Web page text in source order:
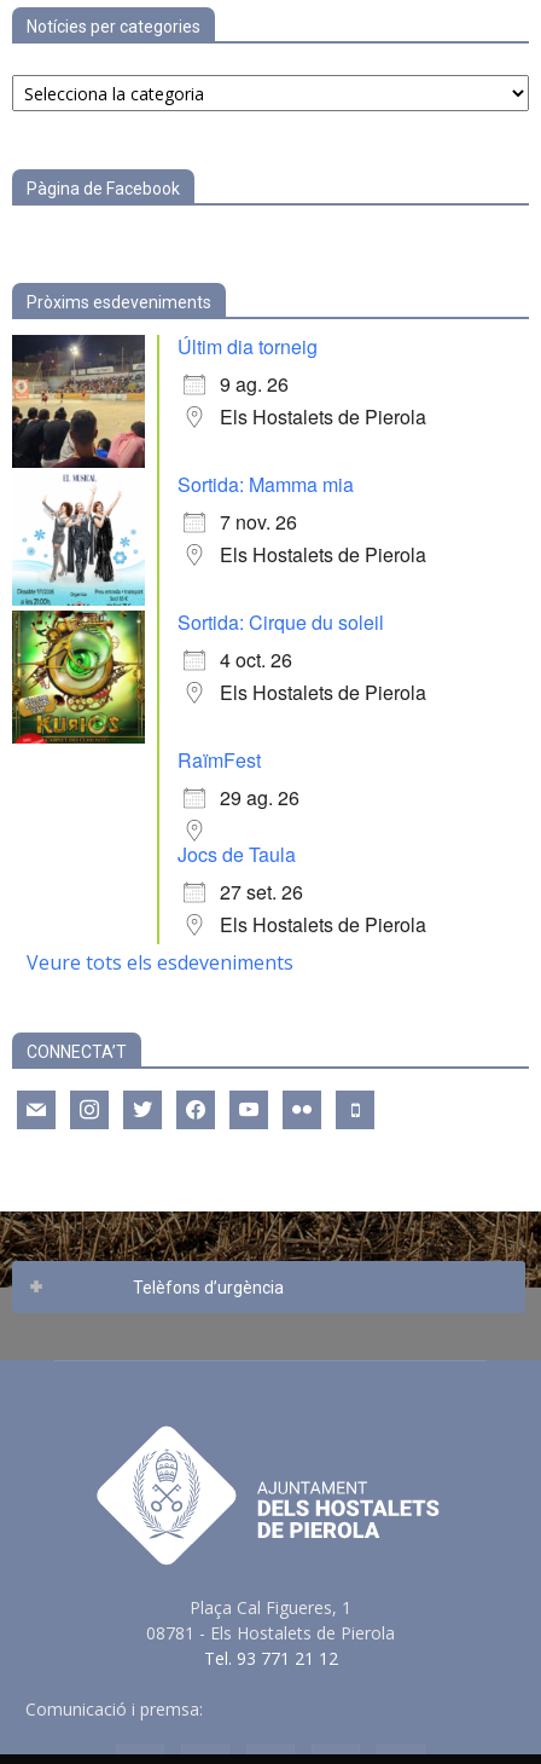
Notícies per categories
Notícies
per
Pàgina de Facebook
Pròxims esdeveniments
Últim dia torneig
9 ag. 26
Els Hostalets de Pierola
Sortida: Mamma mia
7 nov. 26
Els Hostalets de Pierola
Sortida: Cirque du soleil
4 oct. 26
Els Hostalets de Pierola
RaïmFest
29 ag. 26
Jocs de Taula
27 set. 26
Els Hostalets de Pierola
Veure tots els esdeveniments
CONNECTA’T
mail instagramtwitter facebookyoutube flickr mobile
Telèfons d’urgència
Plaça Cal Figueres, 1
08781 - Els Hostalets de Pierola
Tel. 93 771 21 12
Comunicació i premsa: